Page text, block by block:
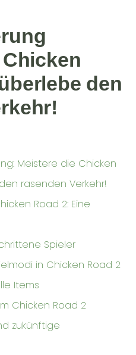
den
Meistere die Chicken
rasenden Verkehr!
Road 2: Eine
Spieler
in Chicken Road 2
Items
Chicken Road 2
zukünftige